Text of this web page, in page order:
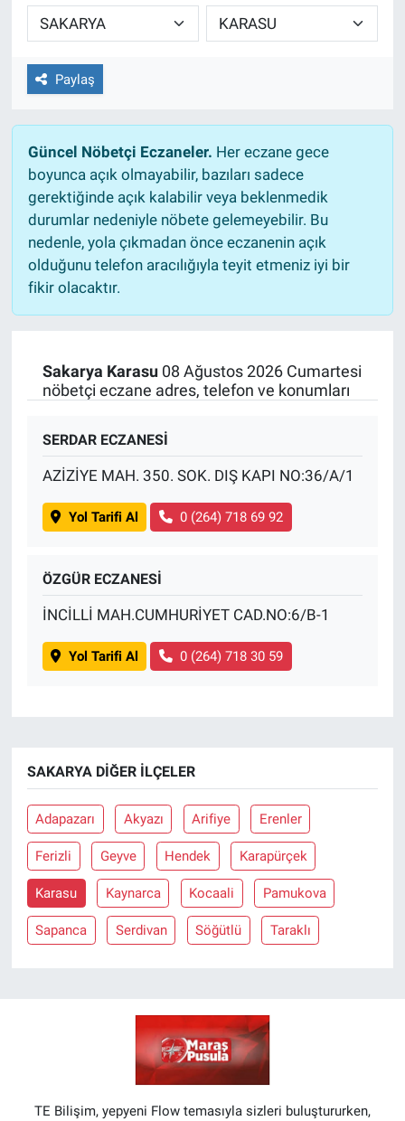
Paylaş
Güncel Nöbetçi Eczaneler. Her eczane gece
boyunca açık olmayabilir, bazıları sadece
gerektiğinde açık kalabilir veya beklenmedik
durumlar nedeniyle nöbete gelemeyebilir. Bu
nedenle, yola çıkmadan önce eczanenin açık
olduğunu telefon aracılığıyla teyit etmeniz iyi bir
fikir olacaktır.
Sakarya Karasu08 Ağustos 2026 Cumartesi
nöbetçi eczane adres, telefon ve konumları
SERDAR ECZANESİ
AZİZİYE MAH. 350. SOK. DIŞ KAPI NO:36/A/1
Yol Tarifi Al 0 (264) 718 69 92
ÖZGÜR ECZANESİ
İNCİLLİ MAH.CUMHURİYET CAD.NO:6/B-1
Yol Tarifi Al 0 (264) 718 30 59
SAKARYA DIĞER İLÇELER
Adapazarı Akyazı Arifiye Erenler
Ferizli Geyve Hendek Karapürçek
Karasu Kaynarca Kocaali Pamukova
Sapanca Serdivan Söğütlü Taraklı
TE Bilişim, yepyeni Flow temasıyla sizleri buluştururken,
TEKNOLOJİ
Dünya
İlçeler
MAGAZİN
Bilim, Teknoloji
ASAYİŞ
EĞİTİM
BİLİM VE TEKNOLOJİ